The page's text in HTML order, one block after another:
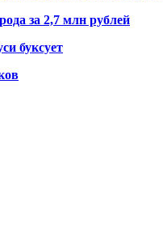
за 2,7 млн рублей
буксует